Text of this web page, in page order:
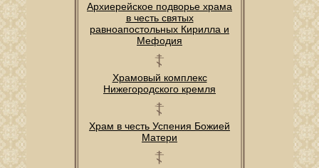
Архиерейское подворье храма
в честь святых
равноапостольных Кирилла и
Мефодия
Храмовый комплекс
Нижегородского кремля
Храм в честь Успения Божией
Матери